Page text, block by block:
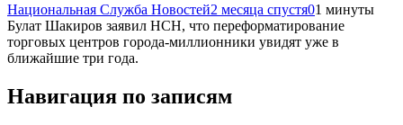
Национальная Служба Новостей2 месяца спустя01 минуты
Булат Шакиров заявил НСН, что переформатирование
торговых центров города-миллионники увидят уже в
ближайшие три года.
Навигация по записям